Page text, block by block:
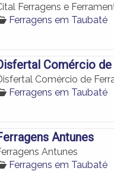
Ferragens e
Ferragens em Taubaté
Comércio
Comércio de
Ferragens em Taubaté
Antunes
Antunes
Ferragens em Taubaté